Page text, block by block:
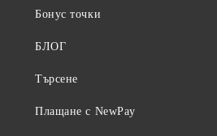
Бонус точки
БЛОГ
Търсене
Плащане с NewPay